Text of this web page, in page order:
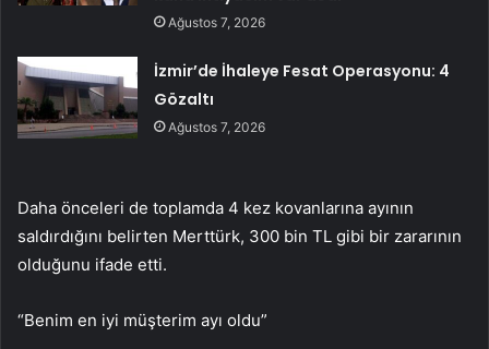
Ağustos 7, 2026
İzmir’de İhaleye Fesat Operasyonu: 4
Gözaltı
Ağustos 7, 2026
Daha önceleri de toplamda 4 kez kovanlarına ayının
saldırdığını belirten Merttürk, 300 bin TL gibi bir zararının
olduğunu ifade etti.
“Benim en iyi müşterim ayı oldu”